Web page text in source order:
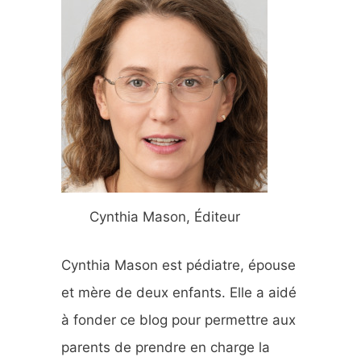
c
h
e
r
Cynthia Mason, Éditeur
Cynthia Mason est pédiatre, épouse
et mère de deux enfants. Elle a aidé
à fonder ce blog pour permettre aux
parents de prendre en charge la